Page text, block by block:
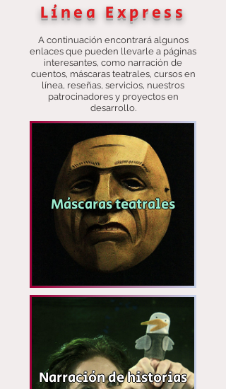
Línea Express
A continuación encontrará algunos
enlaces que pueden llevarle a páginas
interesantes, como narración de
cuentos, máscaras teatrales, cursos en
línea, reseñas, servicios, nuestros
patrocinadores y proyectos en
desarrollo.
Máscaras teatrales
Narración de historias